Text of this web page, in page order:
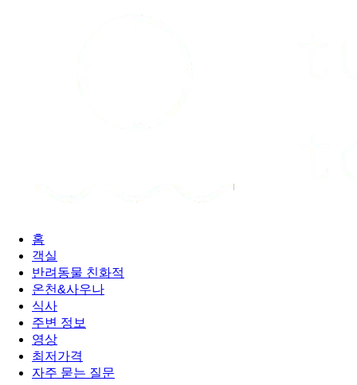
홈
객실
반려동물 친화적
온천&사우나
식사
주변 정보
영상
최저가격
자주 묻는 질문